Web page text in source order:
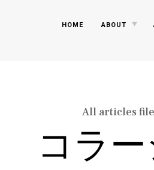
HOME ABOUT
All articles
コラ